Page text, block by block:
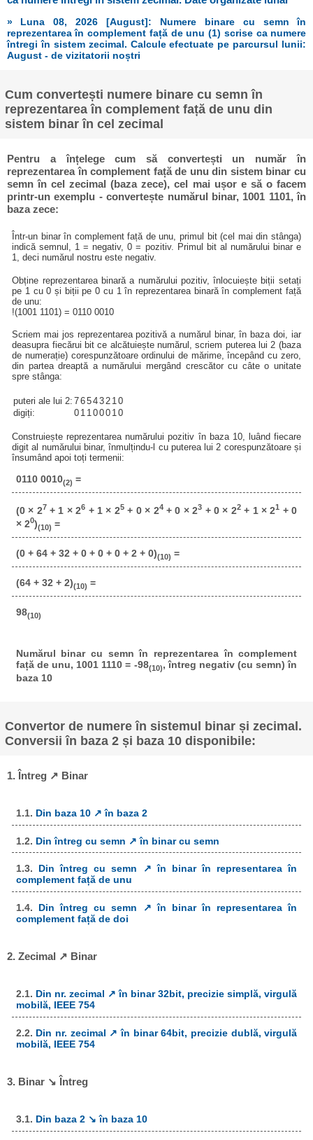
» Luna 08, 2026 [August]: Numere binare cu semn în
reprezentarea în complement față de unu (1) scrise ca numere
întregi în sistem zecimal. Calcule efectuate pe parcursul lunii:
August - de vizitatorii noștri
Cum convertești numere binare cu semn în
reprezentarea în complement față de unu din
sistem binar în cel zecimal
Pentru a înțelege cum să convertești un număr în
reprezentarea în complement față de unu din sistem binar cu
semn în cel zecimal (baza zece), cel mai ușor e să o facem
printr-un exemplu - convertește numărul binar, 1001 1101, în
baza zece:
Într-un binar în complement față de unu, primul bit (cel mai din stânga)
indică semnul, 1 = negativ, 0 = pozitiv. Primul bit al numărului binar e
1, deci numărul nostru este negativ.
Obține reprezentarea binară a numărului pozitiv, înlocuiește biții setați
pe 1 cu 0 și biții pe 0 cu 1 în reprezentarea binară în complement față
de unu:
!(1001 1101) = 0110 0010
Scriem mai jos reprezentarea pozitivă a numărul binar, în baza doi, iar
deasupra fiecărui bit ce alcătuiește numărul, scriem puterea lui 2 (baza
de numerație) corespunzătoare ordinului de mărime, începând cu zero,
din partea dreaptă a numărului mergând crescător cu câte o unitate
spre stânga:
puteri ale lui 2: 76543 2 1 0
digiți:
0 1 1 000 1 0
Construiește reprezentarea numărului pozitiv în baza 10, luând fiecare
digit al numărului binar, înmulțindu-l cu puterea lui 2 corespunzătoare și
însumând apoi toți termenii:
0110 0010(2) =
(0 × 27 + 1 × 26 + 1 × 25+ 0 × 24+ 0 × 23 + 0 × 22+ 1 × 21 + 0
× 20)(10) =
(0 + 64 + 32 + 0 + 0 + 0 + 2 + 0)(10) =
(64 + 32 + 2)(10) =
98(10)
Numărul binar cu semn în reprezentarea în complement
față de unu, 1001 1110 = -98(10), întreg negativ (cu semn) în
baza 10
Convertor de numere în sistemul binar și zecimal.
Conversii în baza 2 și baza 10 disponibile:
1. Întreg ↗ Binar
1.1. Din baza 10 ↗ în baza 2
1.2. Din întreg cu semn ↗ în binar cu semn
1.3. Din întreg cu semn ↗ în binar în representarea în
complement față de unu
1.4. Din întreg cu semn ↗ în binar în representarea în
complement față de doi
2. Zecimal ↗ Binar
2.1. Din nr. zecimal ↗ în binar 32bit, precizie simplă, virgulă
mobilă, IEEE 754
2.2. Din nr. zecimal ↗ în binar 64bit, precizie dublă, virgulă
mobilă, IEEE 754
3. Binar ↘ Întreg
3.1. Din baza 2 ↘ în baza 10